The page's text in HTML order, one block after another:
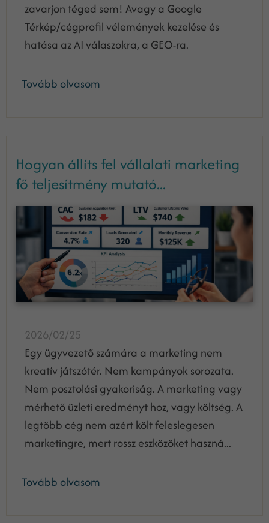
zavarjon téged sem! Avagy a Google
Térkép/cégprofil vélemények kezelése és
hatása az AI válaszokra, a GEO-ra.
Tovább olvasom
Hogyan állíts fel vállalati marketing
fő teljesítmény mutató...
2026/02/25
Egy ügyvezető számára a marketing nem
kreatív játszótér. Nem kampányok sorozata.
Nem posztolási gyakoriság. A marketing vagy
mérhető üzleti eredményt hoz, vagy költség. A
legtöbb cég nem azért költ feleslegesen
marketingre, mert rossz eszközöket haszná...
Tovább olvasom